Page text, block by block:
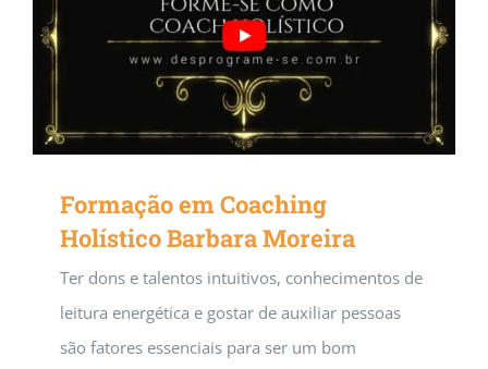
Formação em Coaching
Holístico Barbara Moreira
Ter dons e talentos intuitivos, conhecimentos de
leitura energética e gostar de auxiliar pessoas
são fatores essenciais para ser um bom